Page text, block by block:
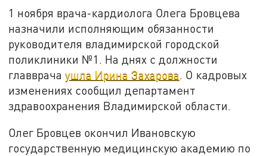
1 ноября врача-кардиолога Олега Бровцева
назначили исполняющим обязанности
руководителя владимирской городской
поликлиники №1. На днях с должности
главврачаушла Ирина Захарова. О кадровых
изменениях сообщил департамент
здравоохранения Владимирской области.
Олег Бровцев окончил Ивановскую
государственную медицинскую академию по